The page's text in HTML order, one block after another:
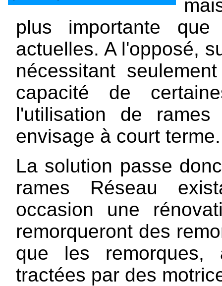
plus importante
actuelles. A l'opposé,
nécessitant
capacité de
l'utilisation de
envisage à court terme.
La solution passe
rames Réseau
occasion une
remorqueront des
que les
tractées par des